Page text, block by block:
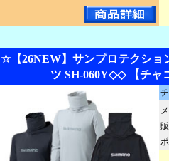
☆【26NEW】サンプロテクショ
ツ SH-060Y◇◇ 【チャ